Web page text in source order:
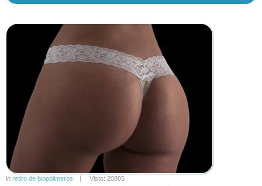
in retiro de biopolimeros Visto: 20805